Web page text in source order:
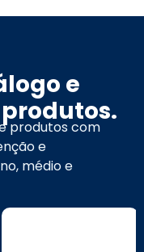
e
produtos com
e
médio e